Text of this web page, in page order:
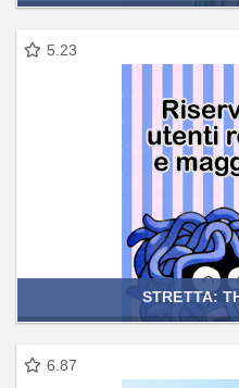
5.23
STRETTA:
6.87